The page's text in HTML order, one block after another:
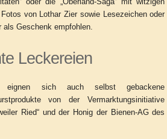
von Lothar Zier sowie Lesezeichen oder
als Geschenk empfohlen.
Leckereien
eignen sich auch selbst gebackene
von der Vermarktungs­initiative
Ried“ und der Honig der Bienen-AG des